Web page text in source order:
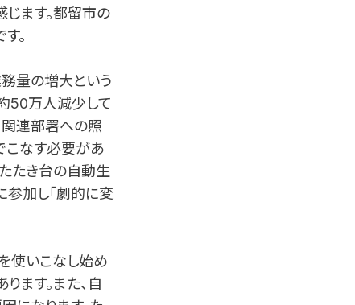
じます。都留市の
。
量の増大という
50万人減少して
関連部署への照
こなす必要があ
たき台の自動生
加し「劇的に変
使いこなし始め
ます。また、自